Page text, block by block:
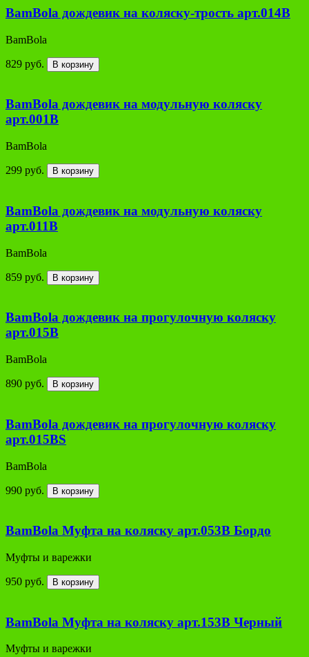
BamBola дождевик на коляску-трость арт.014В
BamBola
829 руб. В корзину
BamBola дождевик на модульную коляску
арт.001В
BamBola
299 руб. В корзину
BamBola дождевик на модульную коляску
арт.011В
BamBola
859 руб. В корзину
BamBola дождевик на прогулочную коляску
арт.015В
BamBola
890 руб. В корзину
BamBola дождевик на прогулочную коляску
арт.015ВS
BamBola
990 руб. В корзину
BamBola Муфта на коляску арт.053В Бордо
Муфты и варежки
950 руб. В корзину
BamBola Муфта на коляску арт.153В Черный
Муфты и варежки